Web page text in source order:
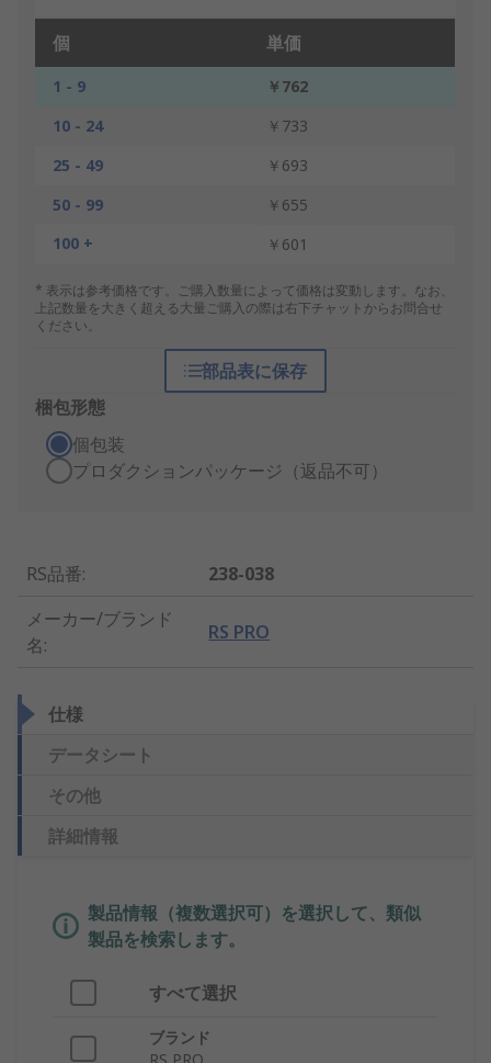
個 単価
1 - 9
￥762
10 - 24
￥733
25 - 49
￥693
50 - 99
￥655
100 +
￥601
* 表示は参考価格です。ご購入数量によって価格は変動します。なお、
上記数量を大きく超える大量ご購入の際は右下チャットからお問合せ
ください。
部品表に保存
梱包形態
個包装
プロダクションパッケージ（返品不可）
RS品番:
238-038
メーカー/ブランド
名:
RS PRO
仕様
データシート
その他
詳細情報
製品情報（複数選択可）を選択して、類似
製品を検索します。
すべて選択
ブランド